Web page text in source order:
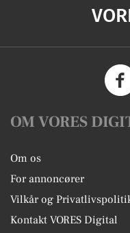
OM VORES
Om os
For annoncører
Vilkår og
Kontakt VORES Digital